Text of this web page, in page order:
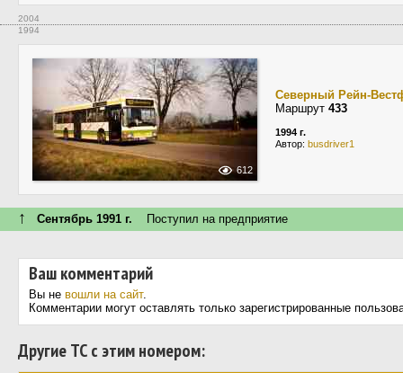
2004
1994
612
Северный Рейн-
Маршрут 433
1994 г.
Автор: busdriver1
↑ Сентябрь 1991 г. Поступил на предприятие
Ваш комментарий
Вы не вошли на сайт.
Комментарии могут оставлять только зарегистрированные
Другие ТС с этим номером: